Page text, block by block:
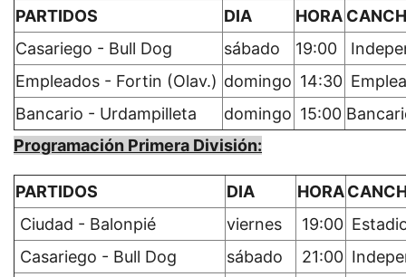
PARTIDOS DIA HORA
Casariego - Bull Dog
sábado 19:00
Empleados - Fortin (Olav.) domingo 14:30
Bancario - Urdampilleta
domingo 15:00
Programación Primera División:
PARTIDOS DIA HORA
Ciudad - Balonpié
viernes 19:00
Casariego - Bull Dog
sábado 21:00